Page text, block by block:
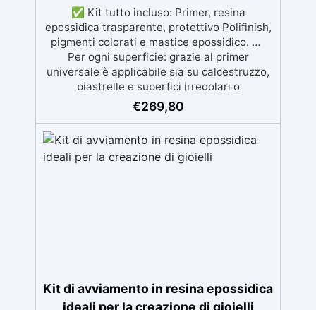
✅ Kit tutto incluso: Primer, resina
epossidica trasparente, protettivo Polifinish,
pigmenti colorati e mastice epossidico. ✅
Per ogni superficie: grazie al primer
universale è applicabile sia su calcestruzzo,
piastrelle e superfici irregolari o
danneggiate. ✅ Facile da applicare: Video
Guida completa inclusa, 3 semplici passaggi,
finitura protettiva antigraffio. ✅ Risultati
professionali: Sistema autolivellante,
€269,80
Kit di avviamento in resina epossidica
ideali per la creazione di gioielli